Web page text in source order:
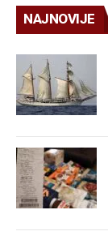
NAJNOVIJE